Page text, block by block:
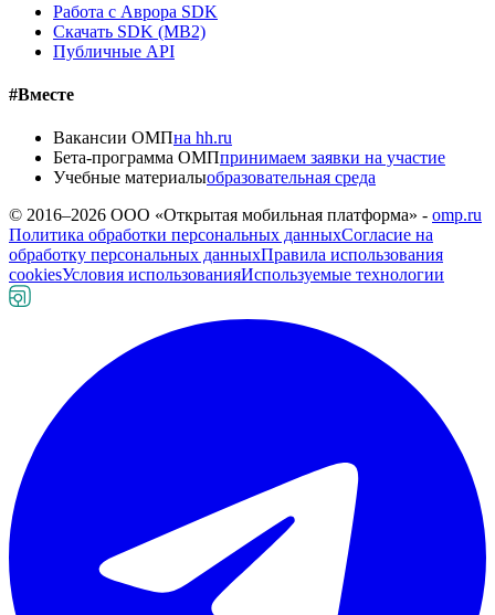
Работа с Аврора SDK
Скачать SDK (MB2)
Публичные API
#Вместе
Вакансии ОМПна hh.ru
Бета-программа ОМПпринимаем заявки на участие
Учебные материалыобразовательная среда
© 2016–2026 ООО «Открытая мобильная платформа» - omp.ru
Политика обработки персональных данныхСогласие на
обработку персональных данныхПравила использования
cookiesУсловия использованияИспользуемые технологии